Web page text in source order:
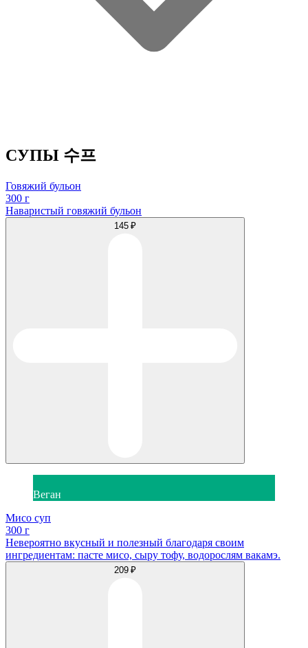
СУПЫ 수프
Говяжий бульон
300 г
Наваристый говяжий бульон
145 ₽
Веган
Мисо суп
300 г
Невероятно вкусный и полезный благодаря своим
ингредиентам: пасте мисо, сыру тофу, водорослям вакамэ.
209 ₽